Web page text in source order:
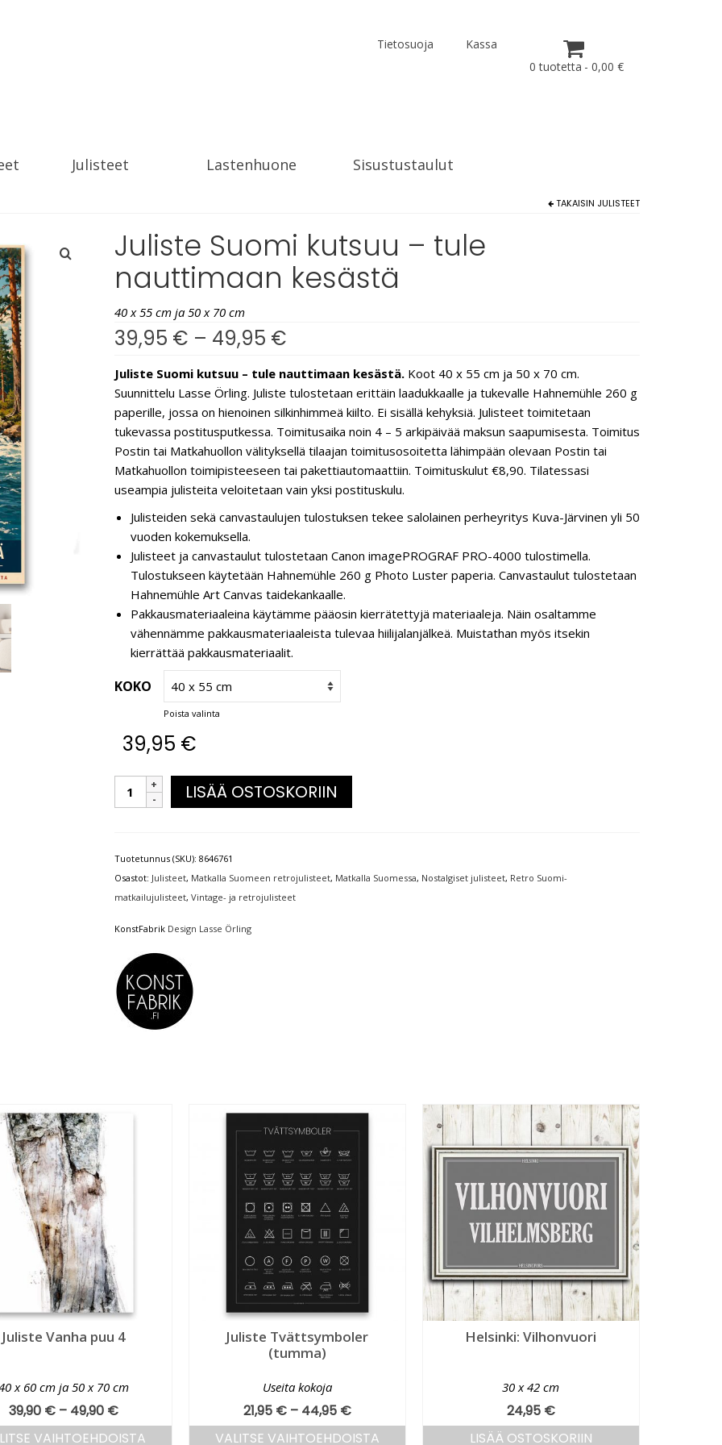
Tietosuoja
Kassa
0 tuotetta
0,00 €
Julisteet Lastenhuone Sisustustaulut
TAKAISIN JULISTEET
Juliste Suomi kutsuu – tule
nauttimaan kesästä
40 x 55 cm ja 50 x 70 cm
39,95 € – 49,95 €
Juliste Suomi kutsuu – tule nauttimaan kesästä.Koot 40 x 55 cm ja 50 x 70 cm.
Suunnittelu Lasse Örling. Juliste tulostetaan erittäin laadukkaalle ja tukevalle Hahnemühle 260 g
paperille, jossa on hienoinen silkinhimmeä kiilto. Ei sisällä kehyksiä. Julisteet toimitetaan
tukevassa postitusputkessa. Toimitusaika noin 4 – 5 arkipäivää maksun saapumisesta. Toimitus
Postin tai Matkahuollon välityksellä tilaajan toimitusosoitetta lähimpään olevaan Postin tai
Matkahuollon toimipisteeseen tai pakettiautomaattiin. Toimituskulut €8,90. Tilatessasi
useampia julisteita veloitetaan vain yksi postituskulu.
Julisteiden sekä canvastaulujen tulostuksen tekee salolainen perheyritys Kuva-Järvinen yli 50
vuoden kokemuksella.
Julisteet ja canvastaulut tulostetaan Canon imagePROGRAF PRO-4000 tulostimella.
Tulostukseen käytetään Hahnemühle 260 g Photo Luster paperia. Canvastaulut tulostetaan
Hahnemühle Art Canvas taidekankaalle.
Pakkausmateriaaleina käytämme pääosin kierrätettyjä materiaaleja. Näin osaltamme
vähennämme pakkausmateriaaleista tulevaa hiilijalanjälkeä. Muistathan myös itsekin
kierrättää pakkausmateriaalit.
KOKO
Poista valinta
39,95 €
LISÄÄ OSTOSKORIIN
Tuotetunnus (SKU): 8646761
Osastot: Julisteet, Matkalla Suomeen retrojulisteet, Matkalla Suomessa, Nostalgiset julisteet, Retro Suomi-
matkailujulisteet, Vintage- ja retrojulisteet
KonstFabrik Design Lasse Örling
Juliste Vanha puu 4
x 60 cm ja 50 x 70 cm
39,90 € – 49,90 €
VAIHTOEHDOISTA
Juliste Tvättsymboler
(tumma)
Useita kokoja
21,95 € – 44,95 €
VALITSE VAIHTOEHDOISTA
Helsinki: Vilhonvuori
30 x 42 cm
24,95 €
LISÄÄ OSTOSKORIIN